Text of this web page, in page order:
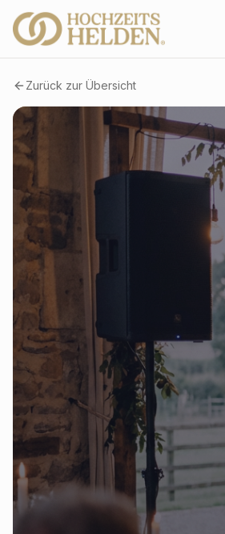
Zurück zur Übersicht